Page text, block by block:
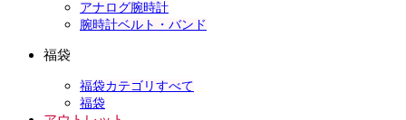
アナログ腕時計
腕時計ベルト・バンド
福袋
福袋カテゴリすべて
福袋